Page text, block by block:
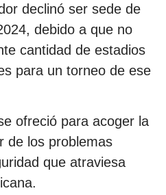
declinó ser sede de
debido a que no
cantidad de estadios
para un torneo de ese
ofreció para acoger la
de los problemas
que atraviesa